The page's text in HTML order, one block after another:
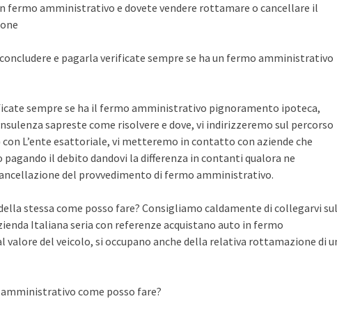
fermo amministrativo e dovete vendere rottamare o cancellare il
e pagarla verificate sempre se ha un fermo amministrativo
sempre se ha il fermo amministrativo pignoramento ipoteca,
sapreste come risolvere e dove, vi indirizzeremo sul percorso
L’ente esattoriale, vi metteremo in contatto con aziende che
il debito dandovi la differenza in contanti qualora ne
del provvedimento di fermo amministrativo.
stessa come posso fare? Consigliamo caldamente di collegarvi sul
Italiana seria con referenze acquistano auto in fermo
del veicolo, si occupano anche della relativa rottamazione di
come posso fare?